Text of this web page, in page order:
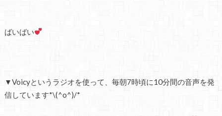
ばいばい
▼Voicyというラジオを使って、毎朝7時頃に10分間の音声を発
信しています*\(^o^)/*